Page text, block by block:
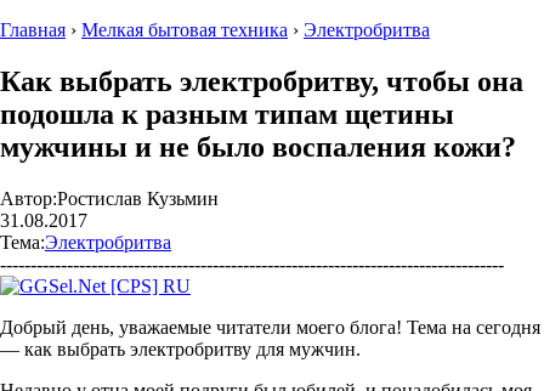
Главная › Мелкая бытовая техника › Электробритва
Как выбрать электробритву, чтобы она
подошла к разным типам щетины
мужчины и не было воспаления кожи?
Автор:Ростислав Кузьмин
31.08.2017
Тема:Электробритва
-----------------------------------------------------------------------------------
Добрый день, уважаемые читатели моего блога! Тема на сегодня
— как выбрать электробритву для мужчин.